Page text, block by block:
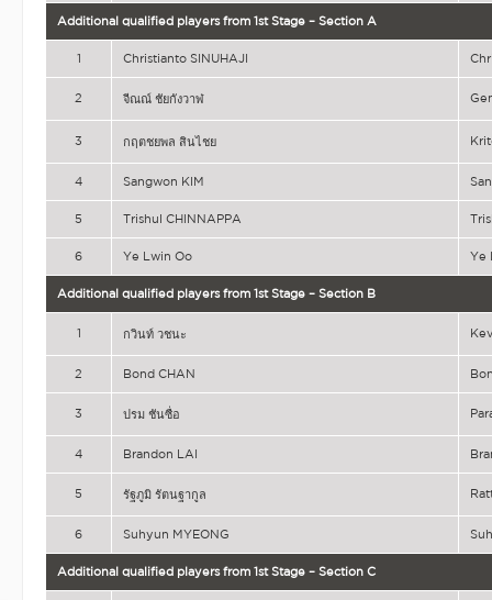
Additional qualified players from 1st Stage – Section A
1 Christianto SINUHAJI
2 จีณณ์ ชัยกังวาฬ
3 กฤตชยพล สินไชย
4 Sangwon KIM
5 Trishul CHINNAPPA
6 Ye Lwin Oo Ye
Additional qualified players from 1st Stage – Section B
1 กวินท์ วชนะ
2 Bond CHAN
3 ปรม ชันซื่อ
4 Brandon LAI
5 รัฐภูมิ รัตนฐากูล
6 Suhyun MYEONG
Additional qualified players from 1st Stage – Section C